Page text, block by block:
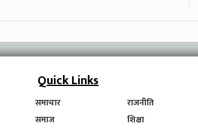
Quick Links
समाचार
राजनीति
समाज
शिक्षा